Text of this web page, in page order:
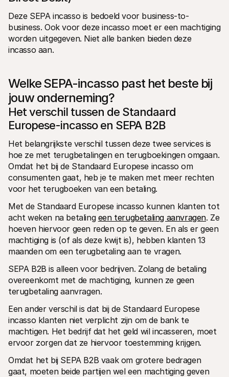
Deze SEPA incasso is bedoeld voor business-to-
business. Ook voor deze incasso moet er een machtiging
worden uitgegeven. Niet alle banken bieden deze
incasso aan.
Welke SEPA-incasso past het beste bij
jouw onderneming?
Het verschil tussen de Standaard
Europese-incasso en SEPA B2B
Het belangrijkste verschil tussen deze twee services is
hoe ze met terugbetalingen en terugboekingen omgaan.
Omdat het bij de Standaard Europese incasso om
consumenten gaat, heb je te maken met meer rechten
voor het terugboeken van een betaling.
Met de Standaard Europese incasso kunnen klanten tot
acht weken na betaling een terugbetaling aanvragen. Ze
hoeven hiervoor geen reden op te geven. En als er geen
machtiging is (of als deze kwijt is), hebben klanten 13
maanden om een terugbetaling aan te vragen.
SEPA B2B is alleen voor bedrijven. Zolang de betaling
overeenkomt met de machtiging, kunnen ze geen
terugbetaling aanvragen.
Een ander verschil is dat bij de Standaard Europese
incasso klanten niet verplicht zijn om de bank te
machtigen. Het bedrijf dat het geld wil incasseren, moet
ervoor zorgen dat ze hiervoor toestemming krijgen.
Omdat het bij SEPA B2B vaak om grotere bedragen
gaat, moeten beide partijen wel een machtiging geven